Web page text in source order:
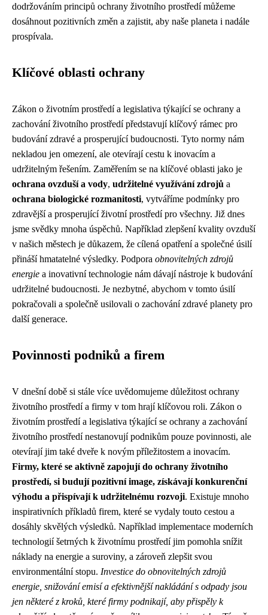
dodržováním principů ochrany životního prostředí můžeme
dosáhnout pozitivních změn a zajistit, aby naše planeta i nadále
prospívala.
Klíčové oblasti ochrany
Zákon o životním prostředí a legislativa týkající se ochrany a
zachování životního prostředí představují klíčový rámec pro
budování zdravé a prosperující budoucnosti. Tyto normy nám
nekladou jen omezení, ale otevírají cestu k inovacím a
udržitelným řešením. Zaměřením se na klíčové oblasti jako je
ochrana ovzduší a vody, udržitelné využívání zdrojů a
ochrana biologické rozmanitosti, vytváříme podmínky pro
zdravější a prosperující životní prostředí pro všechny. Již dnes
jsme svědky mnoha úspěchů. Například zlepšení kvality ovzduší
v našich městech je důkazem, že cílená opatření a společné úsilí
přináší hmatatelné výsledky. Podpora obnovitelných zdrojů
energie a inovativní technologie nám dávají nástroje k budování
udržitelné budoucnosti. Je nezbytné, abychom v tomto úsilí
pokračovali a společně usilovali o zachování zdravé planety pro
další generace.
Povinnosti podniků a firem
V dnešní době si stále více uvědomujeme důležitost ochrany
životního prostředí a firmy v tom hrají klíčovou roli. Zákon o
životním prostředí a legislativa týkající se ochrany a zachování
životního prostředí nestanovují podnikům pouze povinnosti, ale
otevírají jim také dveře k novým příležitostem a inovacím.
Firmy, které se aktivně zapojují do ochrany životního
prostředí, si budují pozitivní image, získávají konkurenční
výhodu a přispívají k udržitelnému rozvoji. Existuje mnoho
inspirativních příkladů firem, které se vydaly touto cestou a
dosáhly skvělých výsledků. Například implementace moderních
technologií šetrných k životnímu prostředí jim pomohla snížit
náklady na energie a suroviny, a zároveň zlepšit svou
environmentální stopu. Investice do obnovitelných zdrojů
energie, snižování emisí a efektivnější nakládání s odpady jsou
jen některé z kroků, které firmy podnikají, aby přispěly k